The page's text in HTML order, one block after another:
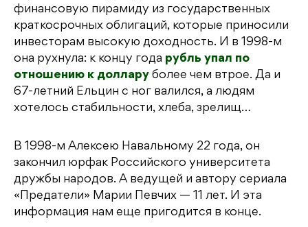
финансовую пирамиду из государственных
краткосрочных облигаций, которые приносили
инвесторам высокую доходность. И в 1998-м
она рухнула: к концу года рубль упал по
отношению к доллару более чем втрое. Да и
67-летний Ельцин с ног валился, а людям
хотелось стабильности, хлеба, зрелищ…
В 1998-м Алексею Навальному 22 года, он
закончил юрфак Российского университета
дружбы народов. А ведущей и автору сериала
«Предатели» Марии Певчих — 11 лет. И эта
информация нам еще пригодится в конце.